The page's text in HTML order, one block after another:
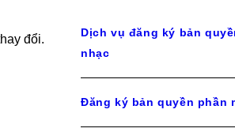
đổi.
Dịch vụ đăng ký bản
nhạc
Đăng ký bản quyền phần